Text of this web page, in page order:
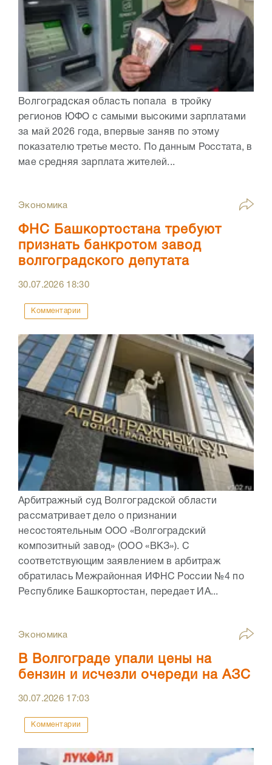
Волгоградская область попала в тройку
регионов ЮФО с самыми высокими зарплатами
за май 2026 года, впервые заняв по этому
показателю третье место. По данным Росстата, в
мае средняя зарплата жителей...
Экономика
ФНС Башкортостана требуют
признать банкротом завод
волгоградского депутата
30.07.2026 18:30
Комментарии
Арбитражный суд Волгоградской области
рассматривает дело о признании
несостоятельным ООО «Волгоградский
композитный завод» (ООО «ВКЗ»). С
соответствующим заявлением в арбитраж
обратилась Межрайонная ИФНС России №4 по
Республике Башкортостан, передает ИА...
Экономика
В Волгограде упали цены на
бензин и исчезли очереди на АЗС
30.07.2026 17:03
Комментарии